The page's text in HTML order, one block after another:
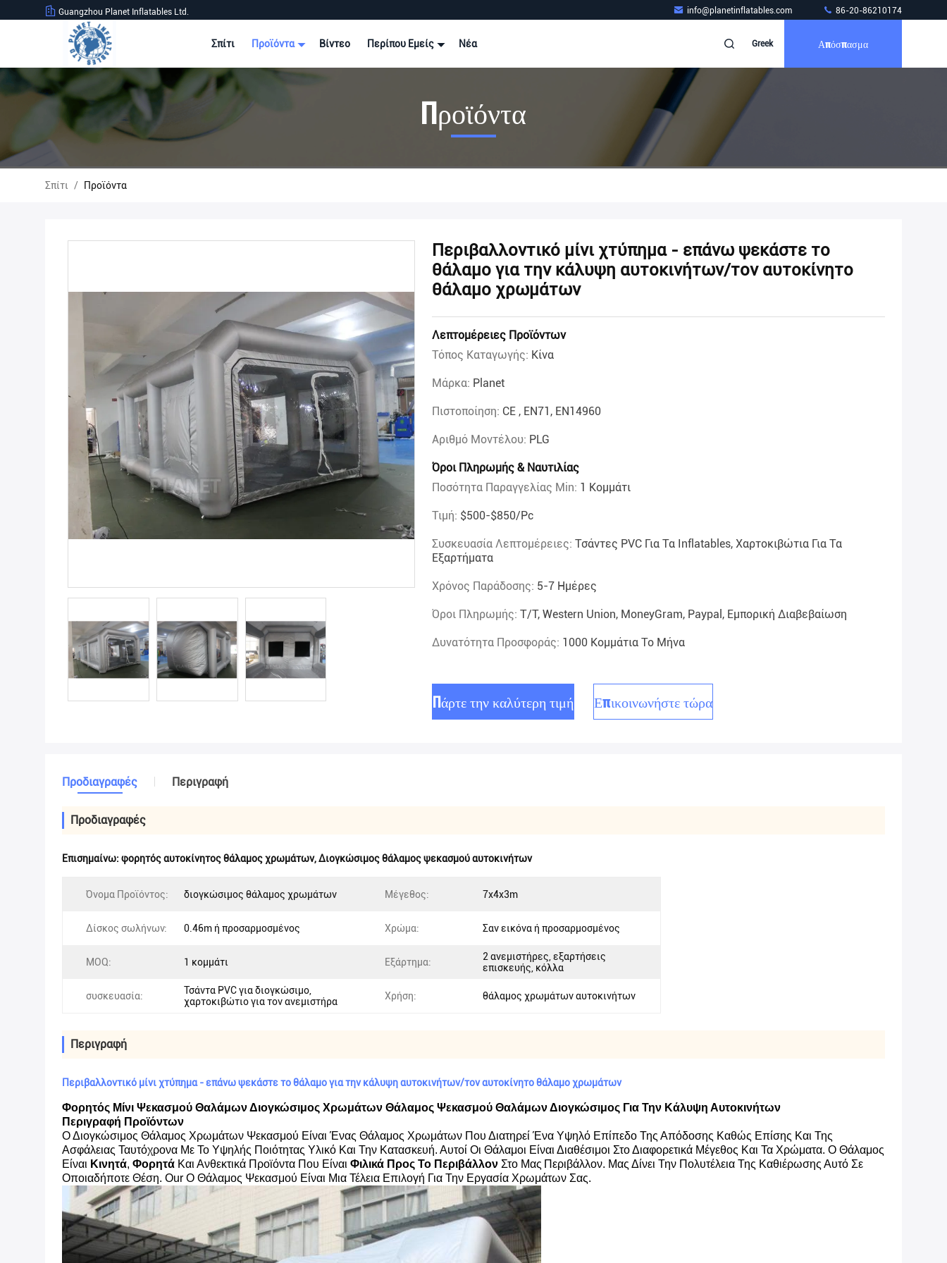
Guangzhou Planet Inflatables Ltd. info@planetinflatables.com 86-20-86210174
Σπίτι Προϊόντα Βίντεο Περίπου Εμείς Νέα Greek Απόσπασμα
Προϊόντα
Σπίτι / Προϊόντα
Περιβαλλοντικό μίνι χτύπημα - επάνω ψεκάστε το
θάλαμο για την κάλυψη αυτοκινήτων/τον αυτοκίνητο
θάλαμο χρωμάτων
Λεπτομέρειες Προϊόντων
Τόπος Καταγωγής: Κίνα
Μάρκα: Planet
Πιστοποίηση: CE , EN71, EN14960
Αριθμό Μοντέλου: PLG
Όροι Πληρωμής & Ναυτιλίας
Ποσότητα Παραγγελίας Min: 1 Κομμάτι
Τιμή: $500-$850/pc
Συσκευασία Λεπτομέρειες: Τσάντες PVC Για Τα Inflatables, Χαρτοκιβώτια Για Τα
Εξαρτήματα
Χρόνος Παράδοσης: 5-7 Ημέρες
Όροι Πληρωμής: T/T, Western Union, MoneyGram, Paypal, Εμπορική Διαβεβαίωση
Δυνατότητα Προσφοράς: 1000 Κομμάτια Το Μήνα
Πάρτε την καλύτερη τιμή Επικοινωνήστε τώρα
Προδιαγραφές Περιγραφή
Προδιαγραφές
Επισημαίνω: φορητός αυτοκίνητος θάλαμος χρωμάτων,Διογκώσιμος θάλαμος ψεκασμού αυτοκινήτων
Όνομα Προϊόντος: διογκώσιμος θάλαμος χρωμάτων Μέγεθος: 7x4x3m
Δίσκος σωλήνων: 0.46m ή προσαρμοσμένος Χρώμα: Σαν εικόνα ή προσαρμοσμένος
MOQ: 1 κομμάτι Εξάρτημα:
2 ανεμιστήρες, εξαρτήσεις
επισκευής, κόλλα
συσκευασία:
Τσάντα PVC για διογκώσιμο,
χαρτοκιβώτιο για τον ανεμιστήρα
Χρήση: θάλαμος χρωμάτων αυτοκινήτων
Περιγραφή
Περιβαλλοντικό μίνι χτύπημα - επάνω ψεκάστε το θάλαμο για την κάλυψη αυτοκινήτων/τον αυτοκίνητο θάλαμο χρωμάτων
Φορητός Μίνι Ψεκασμού Θαλάμων Διογκώσιμος Χρωμάτων Θάλαμος Ψεκασμού Θαλάμων Διογκώσιμος Για Την Κάλυψη Αυτοκινήτων
Περιγραφή Προϊόντων
Ο Διογκώσιμος Θάλαμος Χρωμάτων Ψεκασμού Είναι Ένας Θάλαμος Χρωμάτων Που Διατηρεί Ένα Υψηλό Επίπεδο Της Απόδοσης Καθώς Επίσης Και Της
Ασφάλειας Ταυτόχρονα Με Το Υψηλής Ποιότητας Υλικό Και Την Κατασκευή. Αυτοί Οι Θάλαμοι Είναι Διαθέσιμοι Στο Διαφορετικά Μέγεθος Και Τα Χρώματα. Ο Θάλαμος
Είναι Κινητά, Φορητά Και Ανθεκτικά Προϊόντα Που Είναι Φιλικά Προς Το Περιβάλλον Στο Μας Περιβάλλον. Μας Δίνει Την Πολυτέλεια Της Καθιέρωσης Αυτό Σε
Οποιαδήποτε Θέση. ΟUr Ο Θάλαμος Ψεκασμού Είναι Μια Τέλεια Επιλογή Για Την Εργασία Χρωμάτων Σας.